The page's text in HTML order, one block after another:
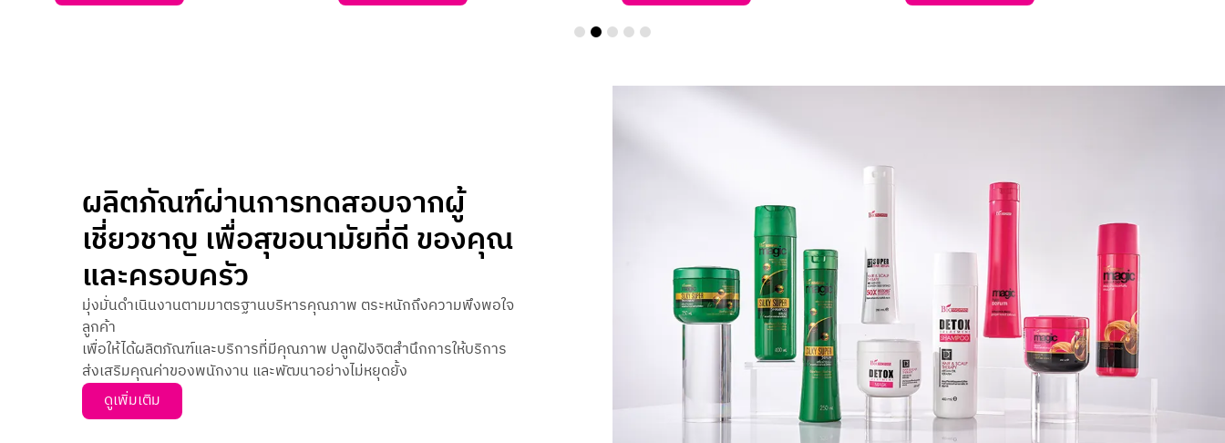
ผลิตภัณฑ์ผ่านการทดสอบจากผู้
เชี่ยวชาญ เพื่อสุขอนามัยที่ดี ของคุณ
และครอบครัว
มุ่งมั่นดำเนินงานตามมาตรฐานบริหารคุณภาพ ตระหนักถึงความพึงพอใจ
ลูกค้า
เพื่อให้ได้ผลิตภัณฑ์และบริการที่มีคุณภาพ ปลูกฝังจิตสำนึกการให้บริการ
ส่งเสริมคุณค่าของพนักงาน และพัฒนาอย่างไม่หยุดยั้ง
ดูเพิ่มเติม